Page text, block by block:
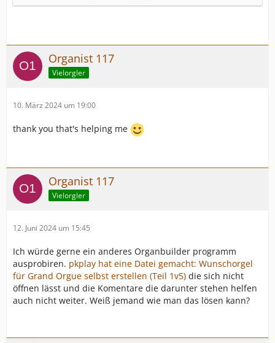
Organist 117
Vielorgler
10. März 2024 um 19:00
thank you that's helping me
Organist 117
Vielorgler
12. Juni 2024 um 15:45
Ich würde gerne ein anderes Organbuilder programm
ausprobiren. pkplay hat eine Datei gemacht: Wunschorgel
für Grand Orgue selbst erstellen (Teil 1v5) die sich nicht
öffnen lässt und die Komentare die darunter stehen helfen
auch nicht weiter. Weiß jemand wie man das lösen kann?